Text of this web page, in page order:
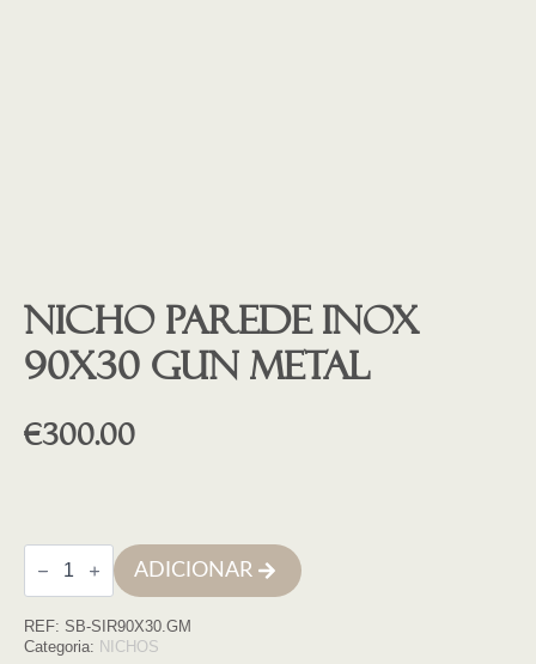
Nicho parede inox
90X30 GUN METAL
€300.00
Quantidade
de
Nicho
inox
90X30
ADICIONAR
REF: SB-SIR90X30.GM
Categoria: NICHOS